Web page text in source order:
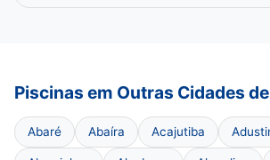
Piscinas em Outras Cidades
Abaré Abaíra Acajutiba